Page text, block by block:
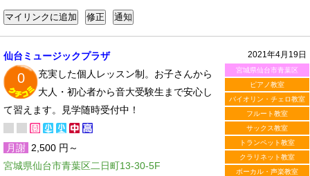
2021年4月19日
宮城県仙台市青葉区
ピアノ教室
バイオリン・チェロ教室
フルート教室
サックス教室
トランペット教室
クラリネット教室
ボーカル・声楽教室
仙台ミュージックプラザ
0
充実した個人レッスン制。お子さんから
大人・初心者から音大受験生まで安心し
て習えます。見学随時受付中！
月謝 2,500 円～
宮城県仙台市青葉区二日町13-30-5F